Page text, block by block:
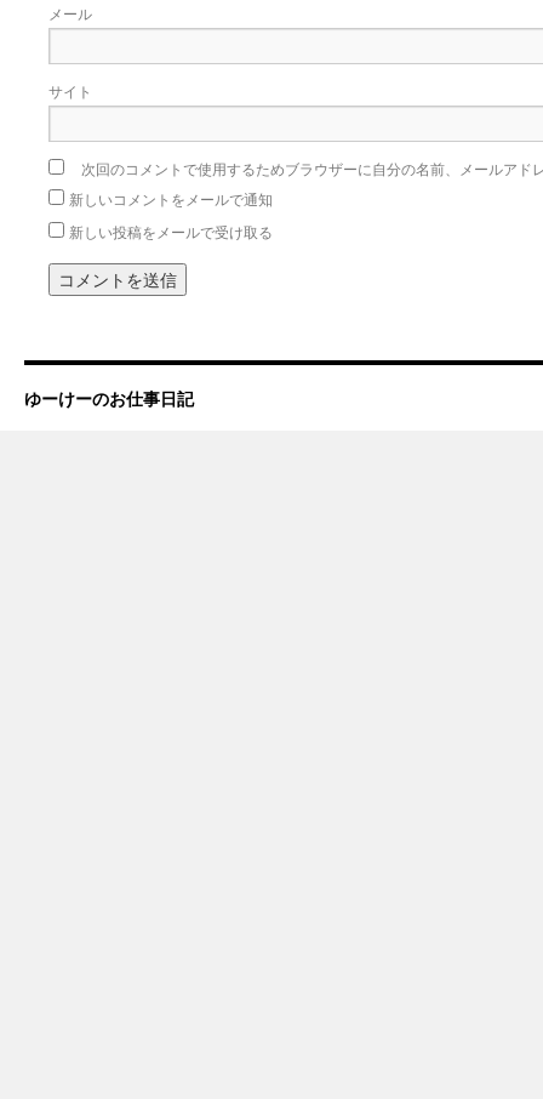
メール
サイト
次回のコメントで使用するためブラウザーに自分の名前、メールアド
新しいコメントをメールで通知
新しい投稿をメールで受け取る
ゆーけーのお仕事日記